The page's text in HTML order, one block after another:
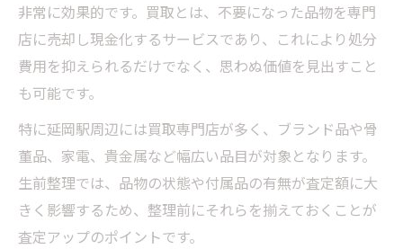
買取を活用した不用品整理のメリットとは
現金化で不用品処分の手間を解決するコツ
手間なく進む買取と整理の新常識とは
手間を省く買取サービスの新しい選び方
買取と整理を同時に進める効率的な方法
買取サービスで整理の手間を減らすコツ
新常識の買取活用で整理がもっと簡単に
手軽に利用できる買取のポイントを紹介
非常に効果的です。買取とは、不要になった品物を専門
店に売却し現金化するサービスであり、これにより処分
費用を抑えられるだけでなく、思わぬ価値を見出すこと
も可能です。
特に延岡駅周辺には買取専門店が多く、ブランド品や骨
董品、家電、貴金属など幅広い品目が対象となります。
生前整理では、品物の状態や付属品の有無が査定額に大
きく影響するため、整理前にそれらを揃えておくことが
査定アップのポイントです。